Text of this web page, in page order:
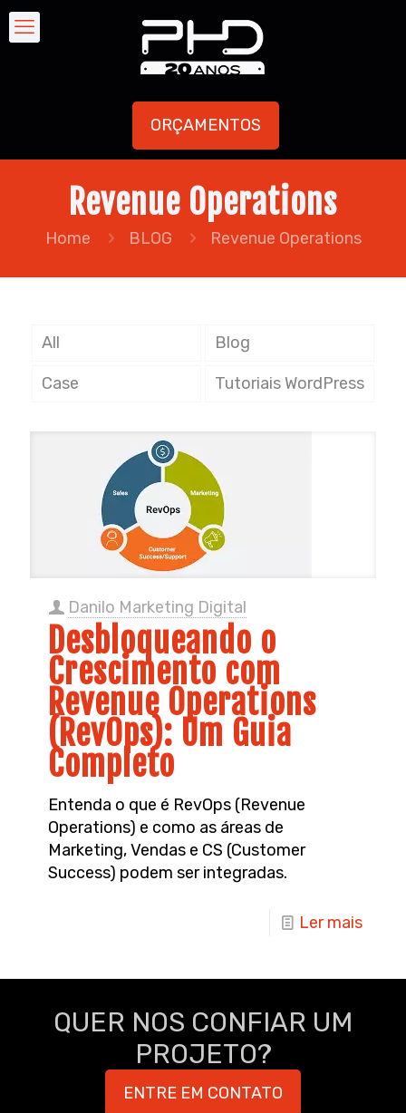
ORÇAMENTOS
Revenue Operations
Home BLOG Revenue Operations
All Blog
Case Tutoriais WordPress
Danilo Marketing Digital
Desbloqueando o
Crescimento com
Revenue Operations
(RevOps): Um Guia
Completo
Entenda o que é RevOps (Revenue
Operations) e como as áreas de
Marketing, Vendas e CS (Customer
Success) podem ser integradas.
Ler mais
QUER NOS CONFIAR UM
PROJETO?
ENTRE EM CONTATO